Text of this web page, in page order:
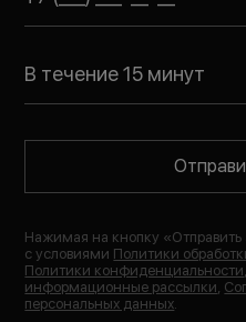
В течение 15 минут
Нажимая на кнопку «Отправить
с условиями Политики
Политики конфиденциальности
информационные рассылки
персональных данных